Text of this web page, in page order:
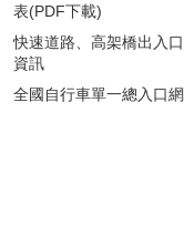
表(PDF下載)
快速道路、高架橋出入口
資訊
全國自行車單一總入口網